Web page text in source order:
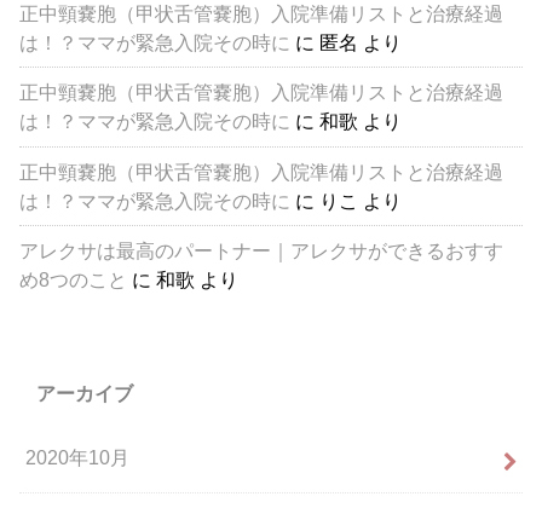
正中頸嚢胞（甲状舌管嚢胞）入院準備リストと治療経過
は！？ママが緊急入院その時に に 匿名 より
正中頸嚢胞（甲状舌管嚢胞）入院準備リストと治療経過
は！？ママが緊急入院その時に に和歌 より
正中頸嚢胞（甲状舌管嚢胞）入院準備リストと治療経過
は！？ママが緊急入院その時に に りこ より
アレクサは最高のパートナー｜アレクサができるおすす
め8つのこと に和歌 より
アーカイブ
2020年10月